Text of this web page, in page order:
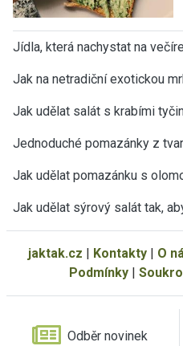
Jídla, která nachystat na
Jak na netradiční exotickou
Jak udělat salát s krabími
Jednoduché pomazánky z
Jak udělat pomazánku s
Jak udělat sýrový salát tak,
jaktak.cz Kontakty| O
Podmínky|
Odběr novinek